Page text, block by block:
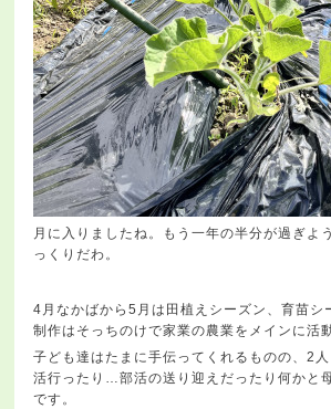
月に入りましたね。もう一年の半分が過ぎよ
っくりだわ。
4月なかばから5月は田植えシーズン、育苗シ
制作はそっちのけで家業の農業をメインに活
子ども達はたまに手伝ってくれるものの、2
活行ったり…部活の送り迎えだったり何かと
です。